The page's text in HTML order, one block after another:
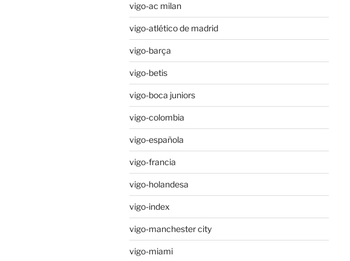
vigo-ac milan
vigo-atlético de madrid
vigo-barça
vigo-betis
vigo-boca juniors
vigo-colombia
vigo-española
vigo-francia
vigo-holandesa
vigo-index
vigo-manchester city
vigo-miami